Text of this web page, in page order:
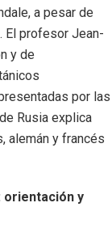
a pesar de
El profesor Jean-
y de
por las
Rusia explica
alemán y francés
orientación y